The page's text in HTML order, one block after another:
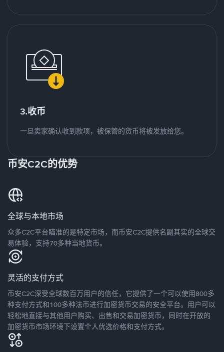
3.收币
一旦卖家确认收到款项，被保管的货币将被发放给您。
币安C2C的优势
全球与本地市场
众多C2C平台瞄准的是特定市场，而币安C2C提供名副其实的全球交
易体验，支持70多种当地货币。
灵活的支付方式
币安C2C深受全球数百万用户的信任，它提供了一个可以使用800多
种支付方式和100多种法币进行加密货币交易的安全平台。用户可以
轻松地直接与其他用户购买、出售和交易加密货币，同时在开放的
加密货币市场环境下设置个人优选价格和支付方式。